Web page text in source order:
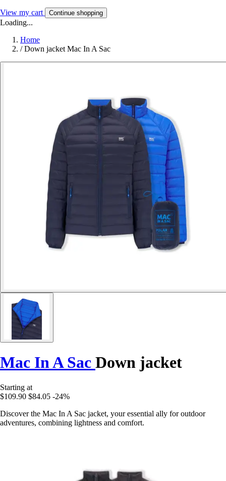
View my cart Continue shopping
Loading...
Home
/ Down jacket Mac In A Sac
Mac In A Sac Down jacket
Starting at
$109.90 $84.05 -24%
Discover the Mac In A Sac jacket, your essential ally for outdoor
adventures, combining lightness and comfort.